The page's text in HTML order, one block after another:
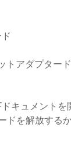
トアダプター
キュメントを
ドを解放する